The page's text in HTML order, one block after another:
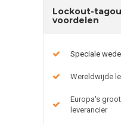
Lockout-
voordelen
Speciale
Wereldwijde
Europa's
leverancier